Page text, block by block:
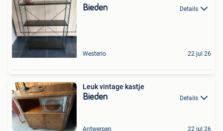
Bieden Details
Westerlo 22 jul 26
Leuk vintage kastje
Bieden Details
Antwerpen 22 jul 26